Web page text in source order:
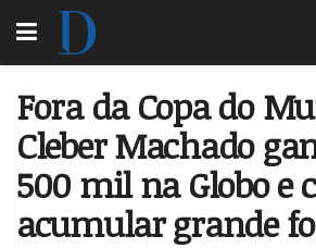
Fora da Copa do
Cleber Machado
500 mil na Globo e
acumular grande